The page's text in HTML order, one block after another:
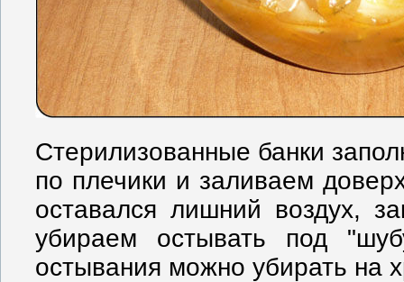
Стерилизованные банки
по плечики и заливаем
оставался лишний воздух,
убираем остывать под
остывания можно убирать на